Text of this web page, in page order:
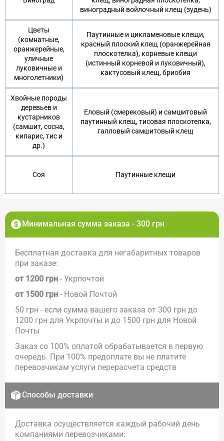
Минимальная сумма заказа - 300 грн
Бесплатная доставка для негабаритных товаров
при заказе:
от 1200 грн - Укрпочтой
от 1500 грн - Новой Почтой
50 грн - если сумма вашего заказа от 300 грн до
1200 грн для Укрпочты и до 1500 грн для Новой
Почты
Заказ со 100% оплатой обрабатывается в первую
очередь. При 100% предоплате вы не платите
перевозчикам услуги перерасчета средств
Способы доставки
Доставка осуществляется каждый рабочий день
компаниями перевозчиками:
виноградный войлочный клещ (зудень)
Цветы
(комнатные,
оранжерейные,
уличные
луковичные и
многолетники)
Паутинные и цикламеновые клещи,
красный плоский клещ (оранжерейная
плоскотелка), корневые клещи
(истинный корневой и луковичный),
кактусовый клещ, бриобия
Хвойные породы
деревьев и
кустарников
(самшит, сосна,
кипарис, тис и
др.)
Еловый (смерековый) и самшитовый
паутинный клещ, тисовая плоскотелка,
галловый самшитовый клещ
Соя Паутинные клещи